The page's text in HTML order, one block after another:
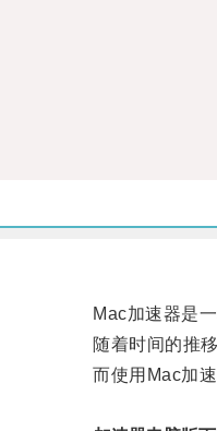
Mac加速器是一
随着时间的推移
而使用Mac加速